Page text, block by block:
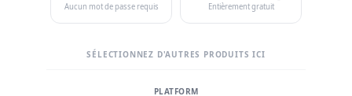
Aucun mot de passe requis Entièrement gratuit
SÉLECTIONNEZ D'AUTRES PRODUITS ICI